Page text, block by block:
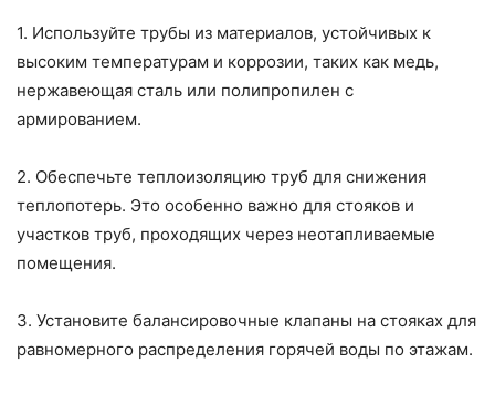
1. Используйте трубы из материалов, устойчивых к
высоким температурам и коррозии, таких как медь,
нержавеющая сталь или полипропилен с
армированием.
2. Обеспечьте теплоизоляцию труб для снижения
теплопотерь. Это особенно важно для стояков и
участков труб, проходящих через неотапливаемые
помещения.
3. Установите балансировочные клапаны на стояках для
равномерного распределения горячей воды по этажам.